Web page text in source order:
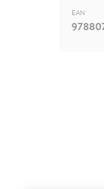
EAN